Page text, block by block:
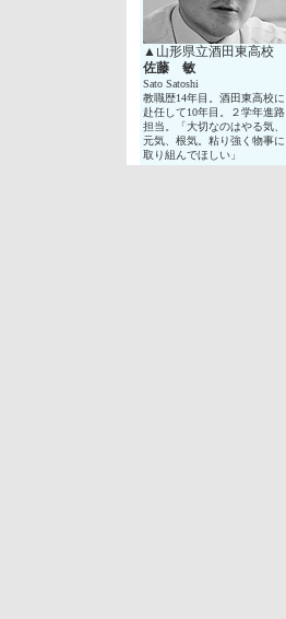
▲山形県立酒田東高校
佐藤 敏
Sato Satoshi
教職歴14年目。酒田東高校に
赴任して10年目。２学年進路
担当。「大切なのはやる気、
元気、根気。粘り強く物事に
取り組んでほしい」